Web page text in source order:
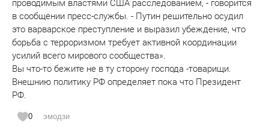
проводимым властями США расследованием, - говорится
в сообщении пресс-службы. - Путин решительно осудил
это варварское преступление и выразил убеждение, что
борьба с терроризмом требует активной координации
усилий всего мирового сообщества».
Вы что-то бежите не в ту сторону господа -товарищи.
Внешнию политику РФ определяет пока что Президент
РФ.
0 эмодзи